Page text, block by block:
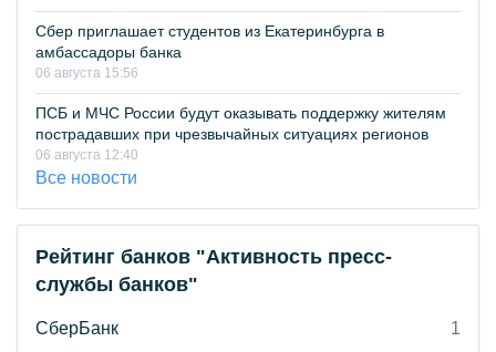
Сбер приглашает студентов из Екатеринбурга в
амбассадоры банка
06 августа 15:56
ПСБ и МЧС России будут оказывать поддержку жителям
пострадавших при чрезвычайных ситуациях регионов
06 августа 12:40
Все новости
Рейтинг банков "Активность пресс-
службы банков"
СберБанк
1